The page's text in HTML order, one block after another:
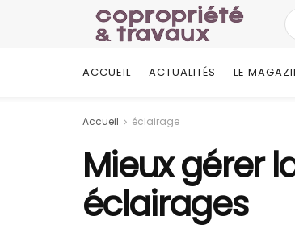
ACCUEIL ACTUALITÉS LE
Accueil éclairage
Mieux gérer
éclairages